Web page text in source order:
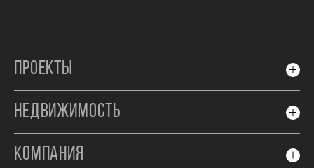
ПРОЕКТЫ
НЕДВИЖИМОСТЬ
КОМПАНИЯ